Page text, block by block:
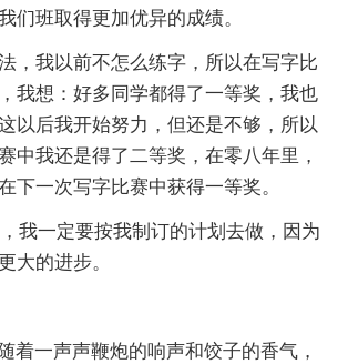
们班取得更加优异的成绩。
，我以前不怎么练字，所以在写字比
我想：好多同学都得了一等奖，我也
以后我开始努力，但还是不够，所以
中我还是得了二等奖，在零八年里，
下一次写字比赛中获得一等奖。
我一定要按我制订的计划去做，因为
大的进步。
着一声声鞭炮的响声和饺子的香气，